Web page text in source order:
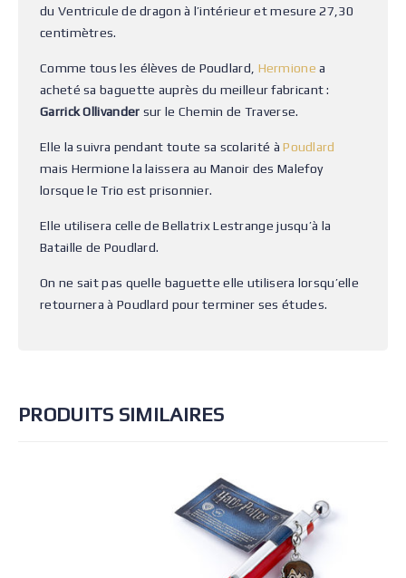
du Ventricule de dragon à l’intérieur et mesure 27,30
centimètres.
Comme tous les élèves de Poudlard, Hermione a
acheté sa baguette auprès du meilleur fabricant :
Garrick Ollivander sur le Chemin de Traverse.
Elle la suivra pendant toute sa scolarité àPoudlard
mais Hermione la laissera au Manoir des Malefoy
lorsque le Trio est prisonnier.
Elle utilisera celle de Bellatrix Lestrange jusqu’à la
Bataille de Poudlard.
On ne sait pas quelle baguette elle utilisera lorsqu’elle
retournera à Poudlard pour terminer ses études.
PRODUITS SIMILAIRES